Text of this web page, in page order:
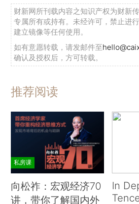
财新网所刊载内容之知识产权为财新
专属所有或持有。未经许可，禁止进
建立镜像等任何使用。
如有意愿转载，请发邮件至
确认及授权后，方可转载。
推荐阅读
私房课
向松祚：宏观经济70
讲，带你了解国内外
In